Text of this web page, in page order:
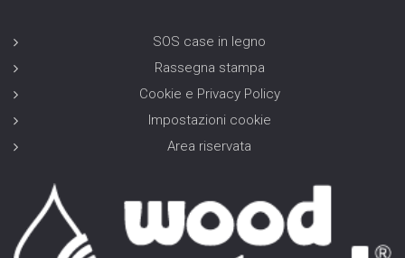
SOS case in legno
Rassegna stampa
Cookie e Privacy Policy
Impostazioni cookie
Area riservata